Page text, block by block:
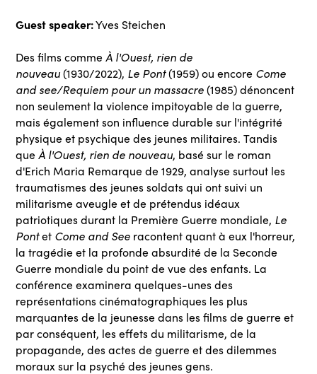
Guest speaker:Yves Steichen
Des films commeÀ l'Ouest, rien de
nouveau(1930/2022), Le Pont(1959) ou encore Come
and see/Requiem pour un massacre(1985) dénoncent
non seulement la violence impitoyable de la guerre,
mais également son influence durable sur l'intégrité
physique et psychique des jeunes militaires. Tandis
queÀ l'Ouest, rien de nouveau, basé sur le roman
d'Erich Maria Remarque de 1929, analyse surtout les
traumatismes des jeunes soldats qui ont suivi un
militarisme aveugle et de prétendus idéaux
patriotiques durant la Première Guerre mondiale, Le
Pontet Come and See racontent quant à eux l'horreur,
la tragédie et la profonde absurdité de la Seconde
Guerre mondiale du point de vue des enfants. La
conférence examinera quelques-unes des
représentations cinématographiques les plus
marquantes de la jeunesse dans les films de guerre et
par conséquent, les effets du militarisme, de la
propagande, des actes de guerre et des dilemmes
moraux sur la psyché des jeunes gens.